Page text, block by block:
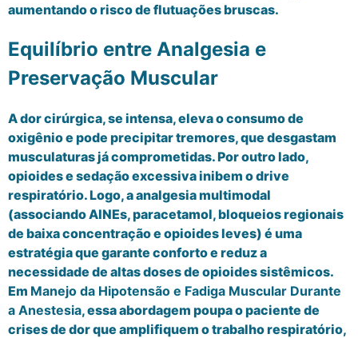
aumentando o risco de flutuações bruscas.
Equilíbrio entre Analgesia e
Preservação Muscular
A dor cirúrgica, se intensa, eleva o consumo de
oxigênio e pode precipitar tremores, que desgastam
musculaturas já comprometidas. Por outro lado,
opioides e sedação excessiva inibem o drive
respiratório. Logo, a analgesia multimodal
(associando AINEs, paracetamol, bloqueios regionais
de baixa concentração e opioides leves) é uma
estratégia que garante conforto e reduz a
necessidade de altas doses de opioides sistêmicos.
Em Manejo da Hipotensão e Fadiga Muscular Durante
a Anestesia, essa abordagem poupa o paciente de
crises de dor que amplifiquem o trabalho respiratório,